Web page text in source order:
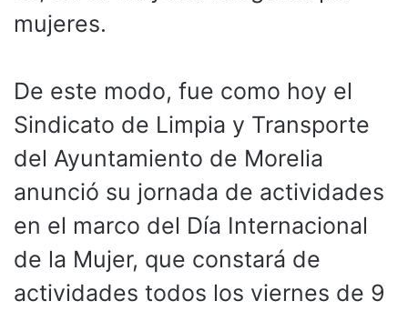
mujeres.
De este modo, fue como hoy el
Sindicato de Limpia y Transporte
del Ayuntamiento de Morelia
anunció su jornada de actividades
en el marco del Día Internacional
de la Mujer, que constará de
actividades todos los viernes de 9